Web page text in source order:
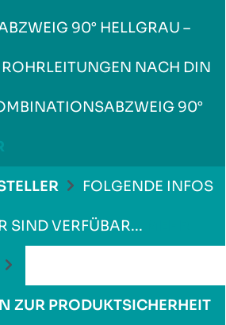
90° HELLGRAU –
NACH DIN
90°
FOLGENDE INFOS
SIND VERFÜBAR...
ZUR PRODUKTSICHERHEIT